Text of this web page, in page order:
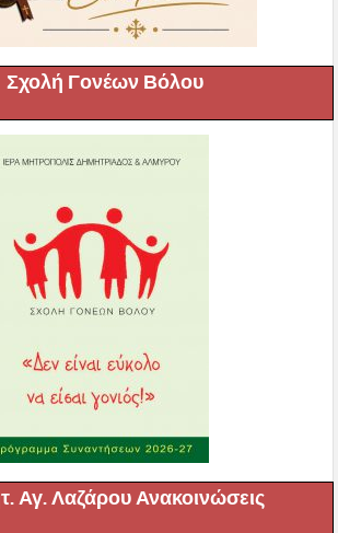
Σχολή Γονέων Βόλου
Αγ. Λαζάρου Ανακοινώσεις